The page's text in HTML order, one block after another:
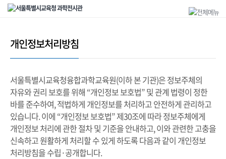
개인정보처리방침
서울특별시교육청융합과학교육원(이하 본 기관)은 정보주체의
자유와 권리 보호를 위해 “개인정보 보호법” 및 관계 법령이 정한
바를 준수하여, 적법하게 개인정보를 처리하고 안전하게 관리하고
있습니다. 이에 “개인정보 보호법” 제30조에 따라 정보주체에게
개인정보 처리에 관한 절차 및 기준을 안내하고, 이와 관련한 고충을
신속하고 원활하게 처리할 수 있게 하도록 다음과 같이 개인정보
처리방침을 수립·공개합니다.